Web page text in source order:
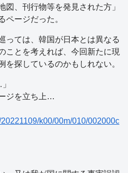
図、刊行物等を発見された方」
ページだった。
っては、韓国が日本とは異なる
ことを考えれば、今回新たに現
を探しているのかもしれない。
ジを立ち上…
k00/00m/010/002000c